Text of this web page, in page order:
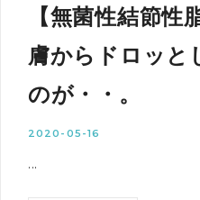
【無菌性結節性
膚からドロッと
のが・・。
2020-05-16
...